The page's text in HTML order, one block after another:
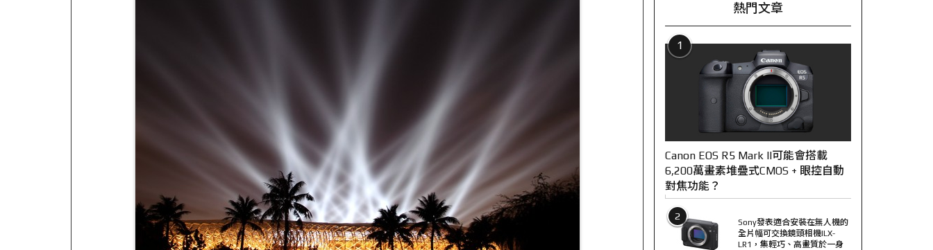
熱門文章
1
Canon EOS R5 Mark II可能會搭載
6,200萬畫素堆疊式CMOS + 眼控自動
對焦功能？
2
Sony發表適合安裝在無人機的
全片幅可交換鏡頭相機ILX-
LR1，集輕巧、高畫質於一身